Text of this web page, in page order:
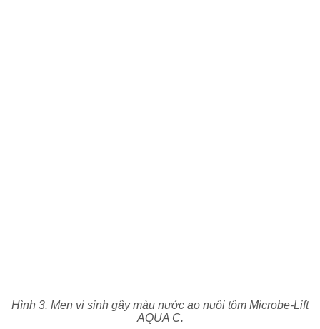
Hình 3. Men vi sinh gây màu nước ao nuôi tôm Microbe-Lift
AQUA C.